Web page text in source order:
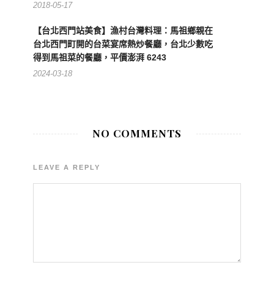
2018-05-17
【台北西門站美食】漁村台灣料理：馬祖鄉親在
台北西門町開的台菜宴席熱炒餐廳，台北少數吃
得到馬祖菜的餐廳，平價澎湃 6243
2024-03-18
NO COMMENTS
LEAVE A REPLY